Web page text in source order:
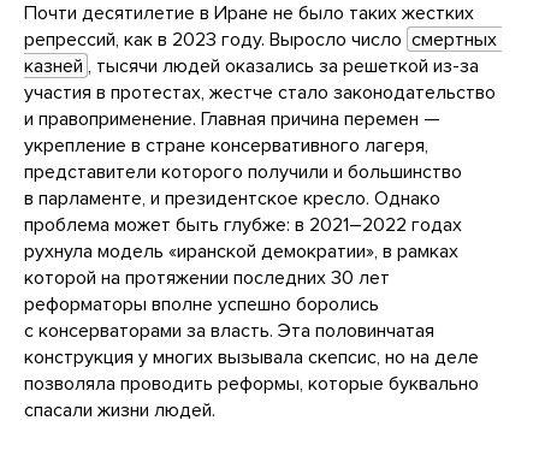
Почти десятилетие в Иране не было таких жестких
репрессий, как в 2023 году. Выросло число смертных
казней , тысячи людей оказались за решеткой из-за
участия в протестах, жестче стало законодательство
и правоприменение. Главная причина перемен —
укрепление в стране консервативного лагеря,
представители которого получили и большинство
в парламенте, и президентское кресло. Однако
проблема может быть глубже: в 2021–2022 годах
рухнула модель «иранской демократии», в рамках
которой на протяжении последних 30 лет
реформаторы вполне успешно боролись
с консерваторами за власть. Эта половинчатая
конструкция у многих вызывала скепсис, но на деле
позволяла проводить реформы, которые буквально
спасали жизни людей.